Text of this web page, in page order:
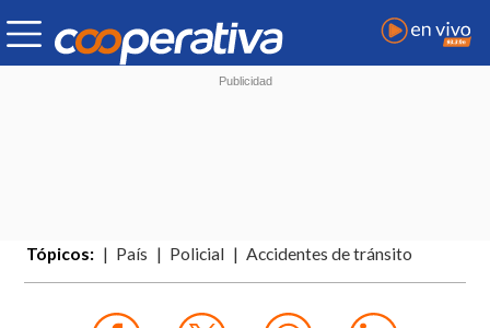
Tópicos: País Policial Accidentes de tránsito